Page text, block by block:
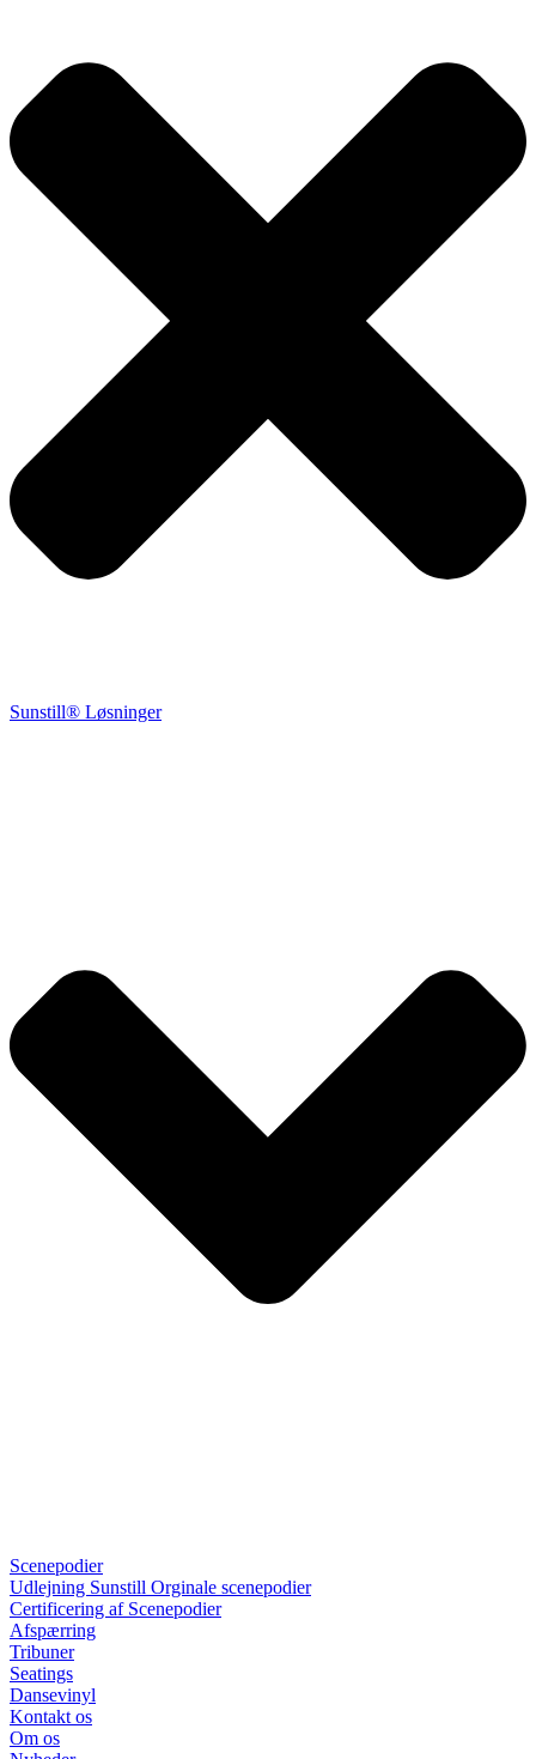
Sunstill® Løsninger
Scenepodier
Udlejning Sunstill Orginale scenepodier
Certificering af Scenepodier
Afspærring
Tribuner
Seatings
Dansevinyl
Kontakt os
Om os